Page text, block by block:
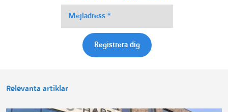
Relevanta artiklar